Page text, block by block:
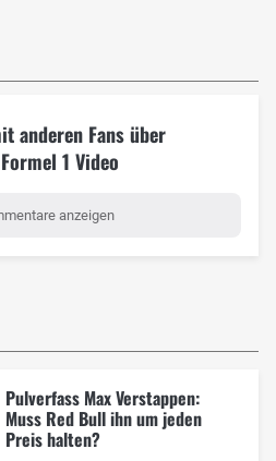
anderen Fans über
1 Video
anzeigen
Pulverfass Max Verstappen:
Muss Red Bull ihn um jeden
Preis halten?